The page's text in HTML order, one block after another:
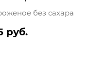
без сахара
руб.